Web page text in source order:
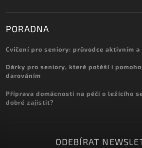
PORADNA
Cvičení pro seniory: průvodce aktivním
Dárky pro seniory, které potěší i
darováním
Příprava domácnosti na péči o ležícího
dobré zajistit?
ODEBÍRAT